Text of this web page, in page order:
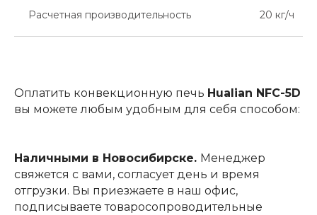
Расчетная производительность 20 кг/ч
Оплатить конвекционную печь Hualian NFC-5D
вы можете любым удобным для себя способом:
Наличными в Новосибирске. Менеджер
свяжется с вами, согласует день и время
отгрузки. Вы приезжаете в наш офис,
подписываете товаросопроводительные